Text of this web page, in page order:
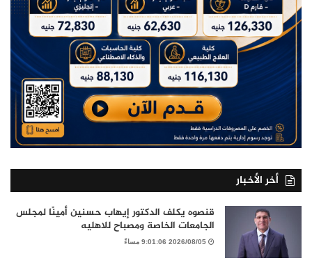
أخر الأخبار
قنصوه يكلف الدكتور إيهاب حسنين أمينًا لمجلس
الجامعات الخاصة ومصباح للاهليه
2026/08/05 9:01:06 مساءً